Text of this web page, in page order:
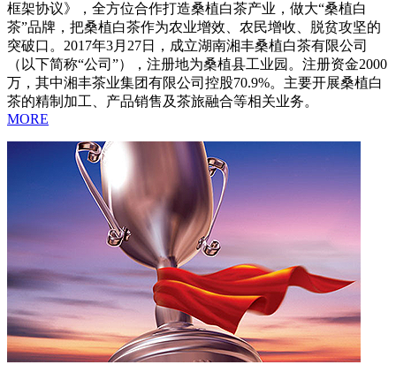
框架协议》，全方位合作打造桑植白茶产业，做大“桑植白
茶”品牌，把桑植白茶作为农业增效、农民增收、脱贫攻坚的
突破口。2017年3月27日，成立湖南湘丰桑植白茶有限公司
（以下简称“公司”），注册地为桑植县工业园。注册资金2000
万，其中湘丰茶业集团有限公司控股70.9%。主要开展桑植白
茶的精制加工、产品销售及茶旅融合等相关业务。
MORE